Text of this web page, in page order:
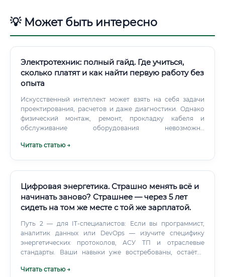
💡 Может быть интересно
Электротехник: полный гайд. Где учиться,
сколько платят и как найти первую работу без
опыта
Искусственный интеллект может взять на себя задачи
проектирования, расчетов и даже диагностики. Однако
физический монтаж, ремонт, прокладку кабеля и
обслуживание оборудования невозможно
Читать статью →
Цифровая энергетика. Страшно менять всё и
начинать заново? Страшнее — через 5 лет
сидеть на том же месте с той же зарплатой.
Путь 2 — для IT-специалистов: Если вы программист,
аналитик данных или DevOps — изучите специфику
энергетических протоколов, АСУ ТП и отраслевые
стандарты. Ваши навыки уже востребованы, остаётся
Читать статью →